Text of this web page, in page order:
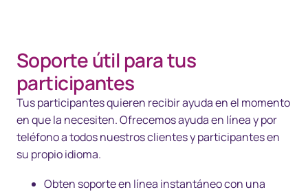
Soporte útil para tus
participantes
Tus participantes quieren recibir ayuda en el momento
en que la necesiten. Ofrecemos ayuda en línea y por
teléfono a todos nuestros clientes y participantes en
su propio idioma.
Obten soporte en línea instantáneo con una